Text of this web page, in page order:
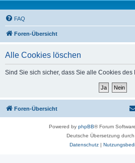
FAQ
Foren-Übersicht
Alle Cookies löschen
Sind Sie sich sicher, dass Sie alle Cookies
Foren-Übersicht
Powered by phpBB® Forum
Deutsche Übersetzung durch
Datenschutz|